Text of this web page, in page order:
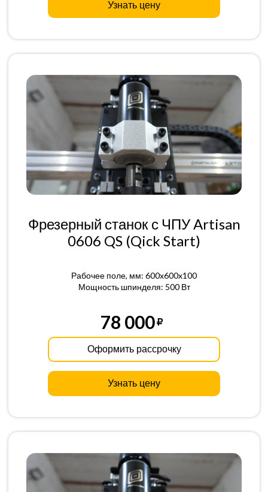
Узнать цену
Фрезерный станок с ЧПУ Artisan
0606 QS (Qick Start)
Рабочее поле, мм: 600x600x100
Мощность шпинделя: 500 Вт
78 000
Оформить рассрочку
Узнать цену